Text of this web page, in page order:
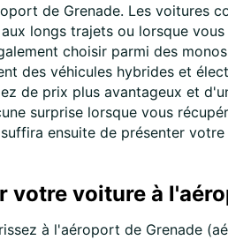
de Grenade. Les voitures
longs trajets ou lorsque
choisir parmi des
des véhicules hybrides et
de prix plus avantageux et
surprise lorsque vous
ensuite de présenter
votre voiture à
à l'aéroport de Grenade